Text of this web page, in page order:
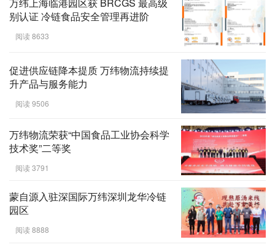
别认证 冷链食品安全管理再进阶
阅读 8633
促进供应链降本提质 万纬物流持续提
升产品与服务能力
阅读 9506
万纬物流荣获“中国食品工业协会科学
技术奖”二等奖
阅读 3791
蒙自源入驻深国际万纬深圳龙华冷链
园区
阅读 8888